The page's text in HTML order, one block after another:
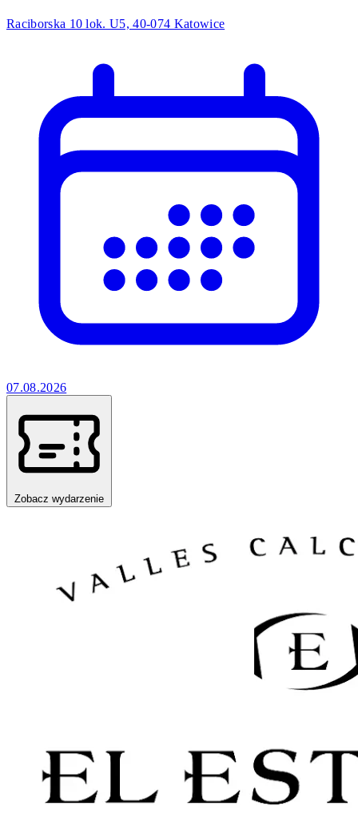
Raciborska 10 lok. U5, 40-074 Katowice
07.08.2026
Zobacz wydarzenie